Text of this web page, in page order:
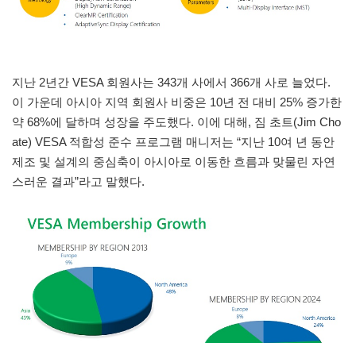
지난 2년간 VESA 회원사는 343개 사에서 366개 사로 늘었다.
이 가운데 아시아 지역 회원사 비중은 10년 전 대비 25% 증가한
약 68%에 달하며 성장을 주도했다. 이에 대해, 짐 초트(Jim Cho
ate) VESA 적합성 준수 프로그램 매니저는 “지난 10여 년 동안
제조 및 설계의 중심축이 아시아로 이동한 흐름과 맞물린 자연
스러운 결과”라고 말했다.